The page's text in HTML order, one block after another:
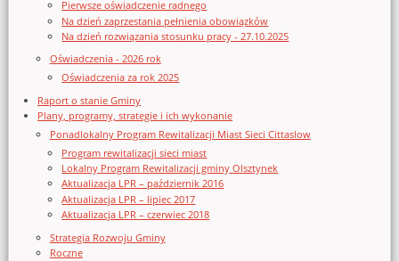
Pierwsze oświadczenie radnego
Na dzień zaprzestania pełnienia obowiązków
Na dzień rozwiązania stosunku pracy - 27.10.2025
Oświadczenia - 2026 rok
Oświadczenia za rok 2025
Raport o stanie Gminy
Plany, programy, strategie i ich wykonanie
Ponadlokalny Program Rewitalizacji Miast Sieci Cittaslow
Program rewitalizacji sieci miast
Lokalny Program Rewitalizacji gminy Olsztynek
Aktualizacja LPR – październik 2016
Aktualizacja LPR – lipiec 2017
Aktualizacja LPR – czerwiec 2018
Strategia Rozwoju Gminy
Roczne